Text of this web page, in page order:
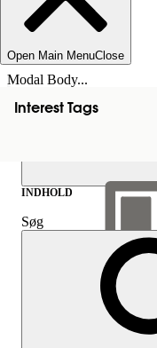
Open Main MenuClose
Modal Body...
Interest Tags
Vis indholdsfortegnelse
Indhold
INDHOLD
Søg